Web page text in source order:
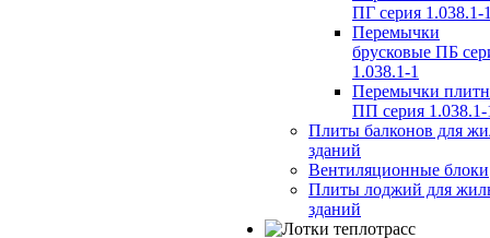
ПГ серия 1.038.1-
Перемычки
брусковые ПБ
1.038.1-1
Перемычки
ПП серия 1.038.1-
Плиты балконов для
зданий
Вентиляционные блоки
Плиты лоджий для
зданий